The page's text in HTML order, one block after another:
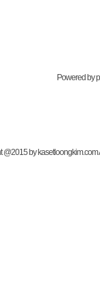
Powered by
by kasetloongkim.com